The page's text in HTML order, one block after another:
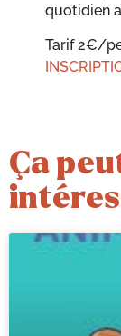
quotidien
Tarif 2€/
Ça